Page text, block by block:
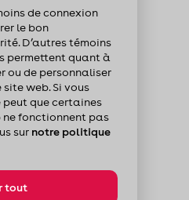
de connexion
le bon
D’autres témoins
permettent quant à
ou de personnaliser
web. Si vous
peut que certaines
fonctionnent pas
sur notre politique
tout